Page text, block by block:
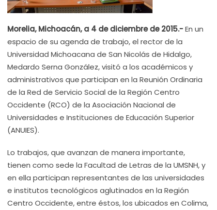
Morelia, Michoacán, a 4 de diciembre de 2015.-En un
espacio de su agenda de trabajo, el rector de la
Universidad Michoacana de San Nicolás de Hidalgo,
Medardo Serna González, visitó a los académicos y
administrativos que participan en la Reunión Ordinaria
de la Red de Servicio Social de la Región Centro
Occidente (RCO) de la Asociación Nacional de
Universidades e Instituciones de Educación Superior
(ANUIES).
Lo trabajos, que avanzan de manera importante,
tienen como sede la Facultad de Letras de la UMSNH, y
en ella participan representantes de las universidades
e institutos tecnológicos aglutinados en la Región
Centro Occidente, entre éstos, los ubicados en Colima,